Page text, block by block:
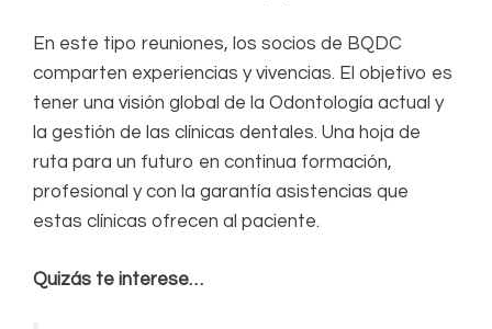
En este tipo reuniones, los socios de BQDC
comparten experiencias y vivencias. El objetivo es
tener una visión global de la Odontología actual y
la gestión de las clínicas dentales. Una hoja de
ruta para un futuro en continua formación,
profesional y con la garantía asistencias que
estas clínicas ofrecen al paciente.
Quizás te interese…